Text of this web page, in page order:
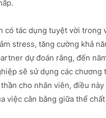
có tác dụng tuyệt vời trong
stress, tăng cường khả
dự đoán rằng, đến
sẽ sử dụng các chương
cho nhân viên, điều
việc cân bằng giữa thể